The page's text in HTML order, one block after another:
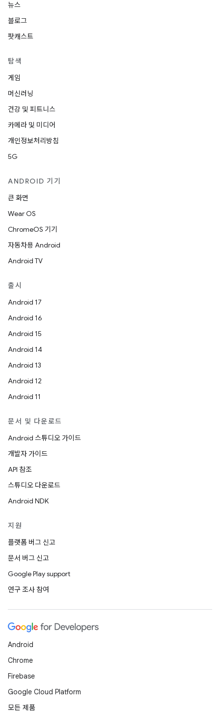
뉴스
블로그
팟캐스트
탐색
게임
머신러닝
건강 및 피트니스
카메라 및 미디어
개인정보처리방침
5G
ANDROID 기기
큰 화면
Wear OS
ChromeOS 기기
자동차용 Android
Android TV
출시
Android 17
Android 16
Android 15
Android 14
Android 13
Android 12
Android 11
문서 및 다운로드
Android 스튜디오 가이드
개발자 가이드
API 참조
스튜디오 다운로드
Android NDK
지원
플랫폼 버그 신고
문서 버그 신고
Google Play support
연구 조사 참여
Android
Chrome
Firebase
Google Cloud Platform
모든 제품